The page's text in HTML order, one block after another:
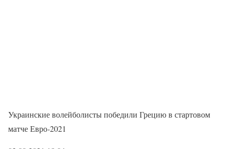
Украинские волейболисты победили Грецию в стартовом
матче Евро-2021